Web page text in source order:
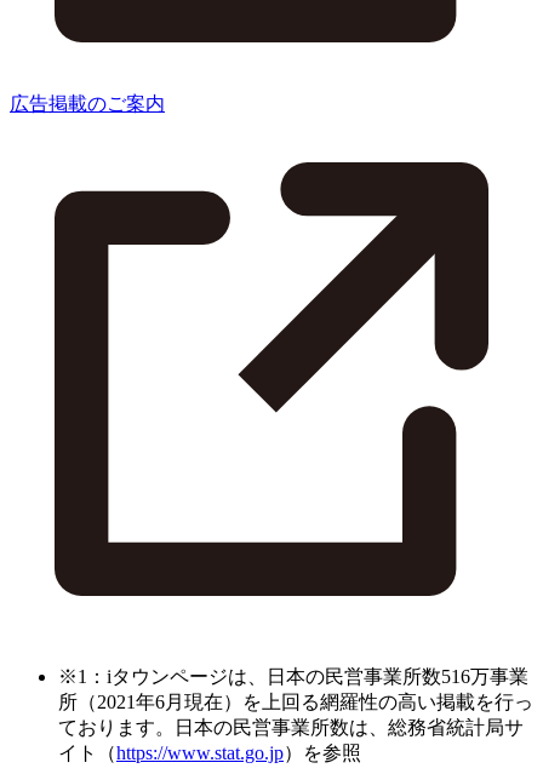
広告掲載のご案内
※1：iタウンページは、日本の民営事業所数516万事業
所（2021年6月現在）を上回る網羅性の高い掲載を行っ
ております。日本の民営事業所数は、総務省統計局サ
イト（https://www.stat.go.jp）を参照